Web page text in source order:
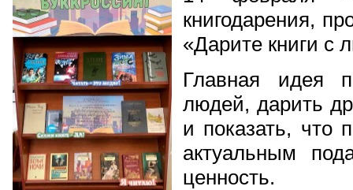
книгодарения,
«Дарите книги с
Главная идея
людей, дарить
и показать, что
актуальным
ценность.